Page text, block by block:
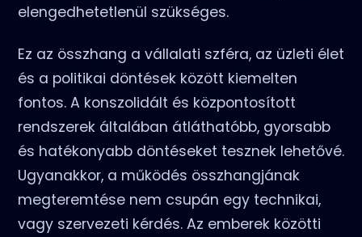
elengedhetetlenül szükséges.
Ez az összhang a vállalati szféra, az üzleti élet
és a politikai döntések között kiemelten
fontos. A konszolidált és központosított
rendszerek általában átláthatóbb, gyorsabb
és hatékonyabb döntéseket tesznek lehetővé.
Ugyanakkor, a működés összhangjának
megteremtése nem csupán egy technikai,
vagy szervezeti kérdés. Az emberek közötti